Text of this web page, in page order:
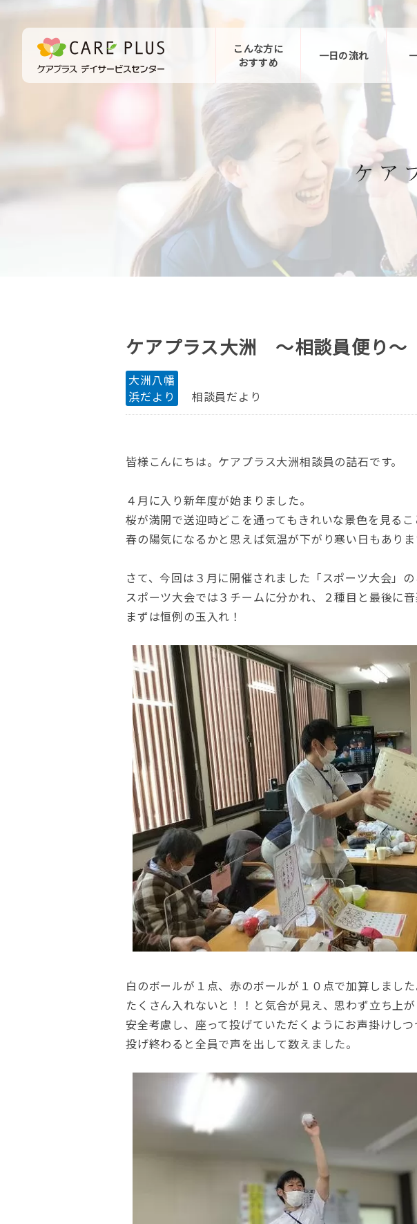
こんな方に
おすすめ
一日の流れ
お問い合わせ
ケアプラス大洲 ～相談員便り～
大洲八幡
浜だより
相談員だより
皆様こんにちは。ケアプラス大洲相談員の詰石です。
４月に入り新年度が始まりました。
桜が満開で送迎時どこを通ってもきれいな景色を見るこ
春の陽気になるかと思えば気温が下がり寒い日もあり
さて、今回は３月に開催されました「スポーツ大会」の
スポーツ大会では３チームに分かれ、２種目と最後に音
まずは恒例の玉入れ！
白のボールが１点、赤のボールが１０点で加算しました
たくさん入れないと！！と気合が見え、思わず立ち上
安全考慮し、座って投げていただくようにお声掛けしつ
投げ終わると全員で声を出して数えました。